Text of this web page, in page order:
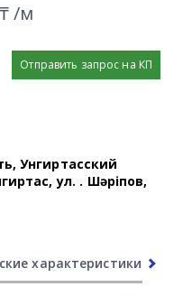
/м
Отправить запрос на КП
Унгиртасский
ул. Қ. Шәріпов,
характеристики